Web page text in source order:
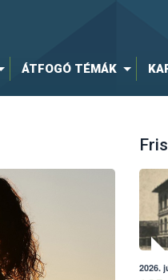
ÁTFOGÓ TÉMÁK
2026.